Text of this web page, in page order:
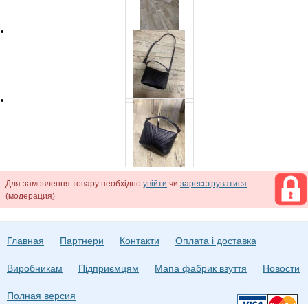
Для замовлення товару необхідно увійти чи зареєструватися
(модерация)
Главная Партнери Контакти Оплата і доставка
Виробникам Підприємцям Мапа фабрик взуття Новости
Полная версия